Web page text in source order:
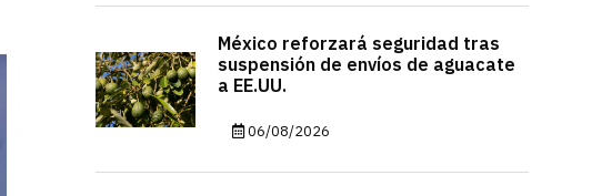
México reforzará seguridad tras
suspensión de envíos de aguacate
a EE.UU.
06/08/2026